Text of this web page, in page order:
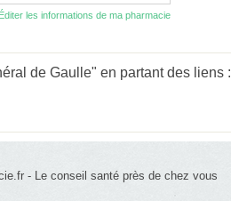
Éditer les informations de ma pharmacie
de Gaulle" en partant des liens :
- Le conseil santé près de chez vous